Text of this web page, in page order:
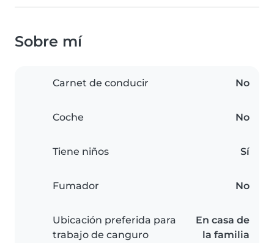
Sobre mí
Carnet de conducir No
Coche No
Tiene niños Sí
Fumador No
Ubicación preferida para
trabajo de canguro
En casa de
la familia